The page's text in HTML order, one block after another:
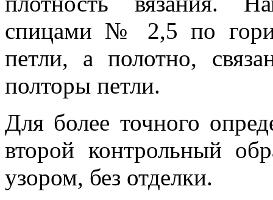
спицами № 2,5 по
петли, а полотно,
полторы петли.
Для более точного
второй контрольный
узором, без отделки.